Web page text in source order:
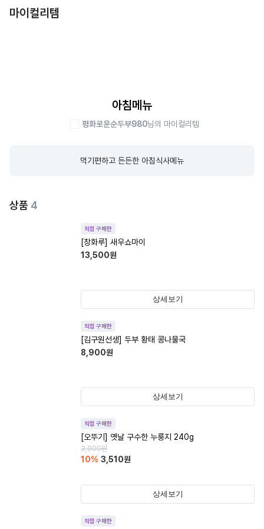
마이컬리템
아침메뉴
평화로운순두부980님의 마이컬리템
먹기편하고 든든한 아침식사메뉴
상품 4
직접 구매한
[창화루] 새우쇼마이
13,500원
상세보기
직접 구매한
[김구원선생] 두부 황태 콩나물국
8,900원
상세보기
직접 구매한
[오뚜기] 옛날 구수한 누룽지 240g
3,900원
10% 3,510원
상세보기
직접 구매한